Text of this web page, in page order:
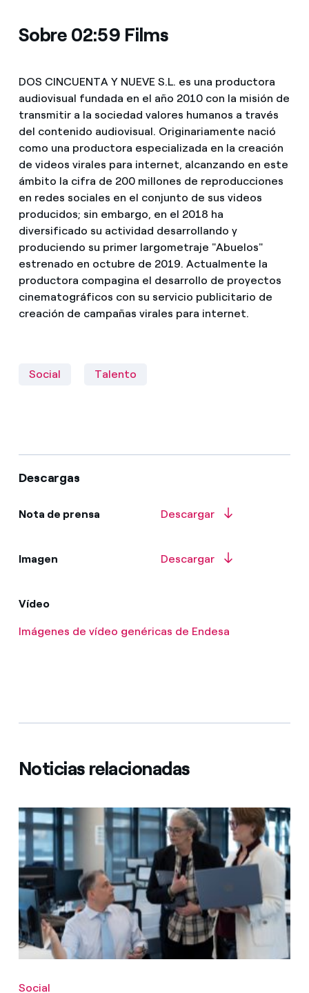
Sobre 02:59 Films
DOS CINCUENTA Y NUEVE S.L. es una productora
audiovisual fundada en el año 2010 con la misión de
transmitir a la sociedad valores humanos a través
del contenido audiovisual. Originariamente nació
como una productora especializada en la creación
de videos virales para internet, alcanzando en este
ámbito la cifra de 200 millones de reproducciones
en redes sociales en el conjunto de sus videos
producidos; sin embargo, en el 2018 ha
diversificado su actividad desarrollando y
produciendo su primer largometraje "Abuelos"
estrenado en octubre de 2019. Actualmente la
productora compagina el desarrollo de proyectos
cinematográficos con su servicio publicitario de
creación de campañas virales para internet.
Social Talento
Descargas
Nota de prensa Descargar
Imagen Descargar
Vídeo
Imágenes de vídeo genéricas de Endesa
Noticias relacionadas
Social